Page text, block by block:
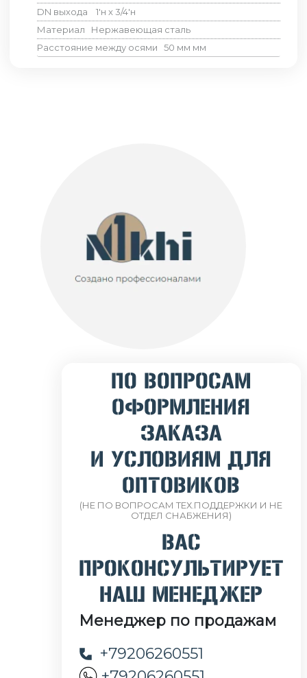
DN выхода
1'н x 3/4'н
Материал
Нержавеющая сталь
Расстояние между осями
50 мм мм
ПО ВОПРОСАМ
ОФОРМЛЕНИЯ
ЗАКАЗА
И УСЛОВИЯМ ДЛЯ
ОПТОВИКОВ
(НЕ ПО ВОПРОСАМ ТЕХ.ПОДДЕРЖКИ И НЕ
ОТДЕЛ СНАБЖЕНИЯ)
ВАС
ПРОКОНСУЛЬТИРУЕТ
НАШ МЕНЕДЖЕР
Менеджер по продажам
+79206260551